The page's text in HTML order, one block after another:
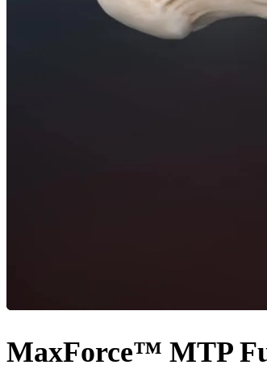
arrow_drop_down chevron_right
MaxForce™ MTP